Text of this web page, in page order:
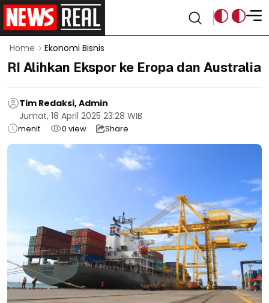
Home Ekonomi Bisnis
RI Alihkan Ekspor ke Eropa dan Australia
Tim Redaksi, Admin
Jumat, 18 April 2025 23:28 WIB
menit 0 view Share